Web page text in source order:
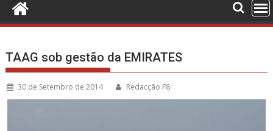
TAAG sob gestão da EMIRATES
30 de Setembro de 2014 Redacção F8